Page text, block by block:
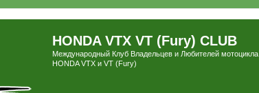
HONDA VTX VT (Fury) CLUB
Международный Клуб Владельцев и Любителей мотоцикла
HONDA VTX и VT (Fury)